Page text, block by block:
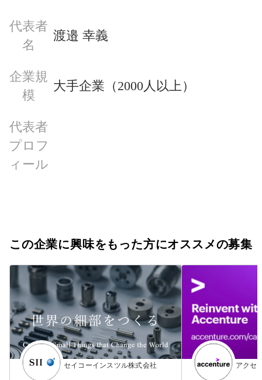
代表者
名
渡邉 幸義
企業規
模
大手企業（2000人以上）
代表者
プロフ
ィール
この企業に興味をもった方にオススメの募集
セイコーインスツル株式会社 アクセ